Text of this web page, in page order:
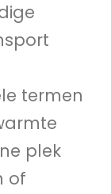
termen
plek
of